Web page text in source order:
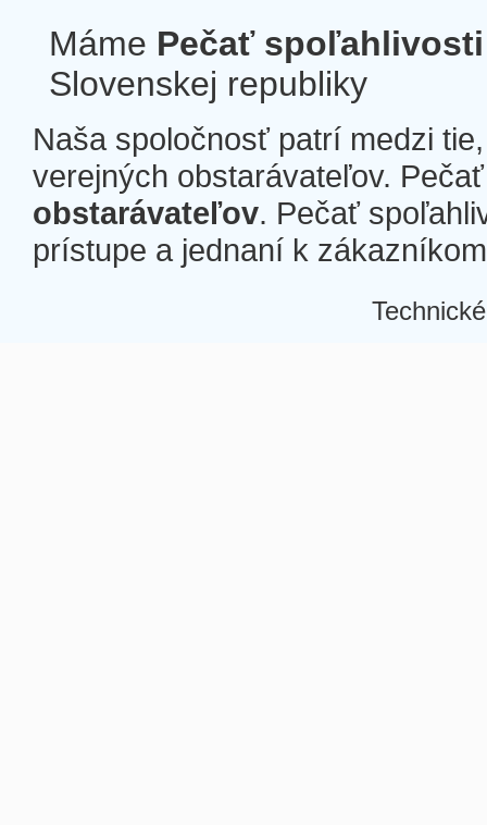
Máme Pečať spoľahlivosti
Slovenskej republiky
Naša spoločnosť patrí medzi
verejných obstarávateľov.
obstarávateľov. Pečať
prístupe a jednaní k